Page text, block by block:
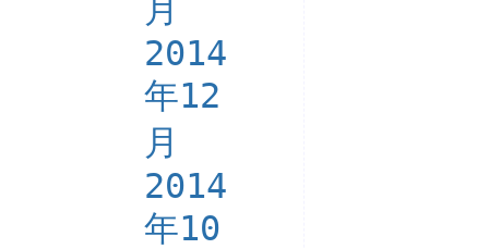
月
2014
年12
月
2014
年10